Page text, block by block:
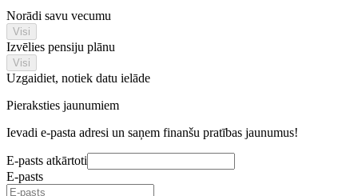
Norādi savu vecumu
Visi
Izvēlies pensiju plānu
Visi
Uzgaidiet, notiek datu ielāde
Pieraksties jaunumiem
Ievadi e-pasta adresi un saņem finanšu pratības jaunumus!
E-pasts atkārtoti
E-pasts